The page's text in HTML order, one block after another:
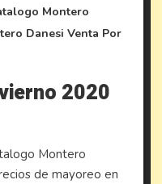
Montero
Danesi Venta Por
2020
Montero
de mayoreo en